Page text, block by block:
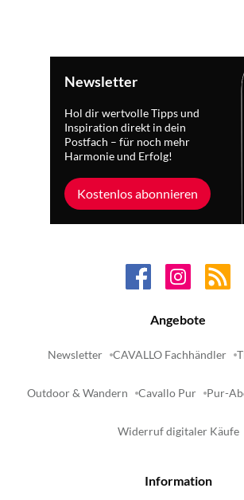
Newsletter
Hol dir wertvolle Tipps und
Inspiration direkt in dein
Postfach – für noch mehr
Harmonie und Erfolg!
Kostenlos abonnieren
Angebote
Newsletter CAVALLO Fachhändler
Outdoor & Wandern Cavallo Pur Pur-
Widerruf digitaler Käufe
Information